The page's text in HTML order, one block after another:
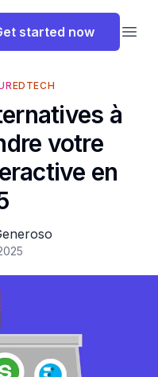
started now
EDTECH
à
votre
en